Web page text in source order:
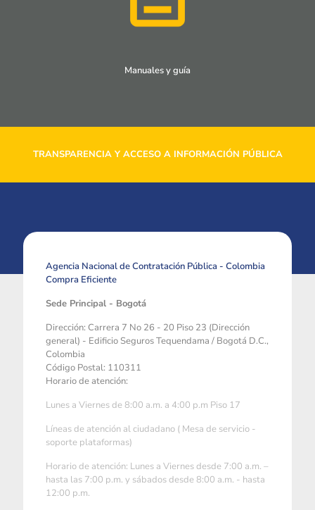
Manuales y guía
TRANSPARENCIA Y ACCESO A INFORMACIÓN PÚBLICA
Agencia Nacional de Contratación Pública - Colombia
Compra Eficiente
Sede Principal - Bogotá
Dirección: Carrera 7 No 26 - 20 Piso 23 (Dirección
general) - Edificio Seguros Tequendama / Bogotá D.C.,
Colombia
Código Postal: 110311
Horario de atención:
Lunes a Viernes de 8:00 a.m. a 4:00 p.m Piso 17
Líneas de atención al ciudadano ( Mesa de servicio -
soporte plataformas)
Horario de atención: Lunes a Viernes desde 7:00 a.m. –
hasta las 7:00 p.m. y sábados desde 8:00 a.m. - hasta
12:00 p.m.